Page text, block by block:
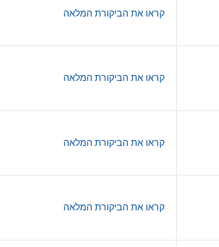
קראו את הביקורת המלאה
קראו את הביקורת המלאה
קראו את הביקורת המלאה
קראו את הביקורת המלאה